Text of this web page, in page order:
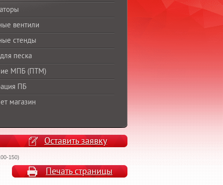
вентили
стенды
песка
МПБ (ПТМ)
ПБ
магазин
Оставить заявку
150)
Печать страницы